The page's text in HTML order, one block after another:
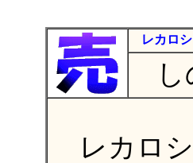
レカロ
し
レカロ